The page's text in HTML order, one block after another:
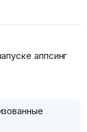
аппсинг